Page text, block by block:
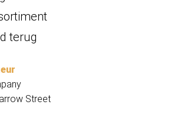
terug
Street